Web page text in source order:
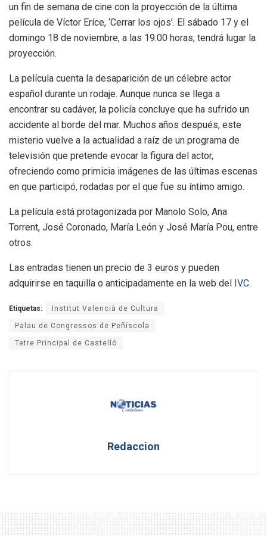
un fin de semana de cine con la proyección de la última
película de Víctor Eríce, ‘Cerrar los ojos’. El sábado 17 y el
domingo 18 de noviembre, a las 19.00 horas, tendrá lugar la
proyección.
La película cuenta la desaparición de un célebre actor
español durante un rodaje. Aunque nunca se llega a
encontrar su cadáver, la policía concluye que ha sufrido un
accidente al borde del mar. Muchos años después, este
misterio vuelve a la actualidad a raíz de un programa de
televisión que pretende evocar la figura del actor,
ofreciendo como primicia imágenes de las últimas escenas
en que participó, rodadas por el que fue su íntimo amigo.
La película está protagonizada por Manolo Solo, Ana
Torrent, José Coronado, María León y José María Pou, entre
otros.
Las entradas tienen un precio de 3 euros y pueden
adquirirse en taquilla o anticipadamente en la web del IVC.
Etiquetas: Institut Valencià de Cultura
Palau de Congressos de Peñíscola
Tetre Principal de Castelló
Redaccion